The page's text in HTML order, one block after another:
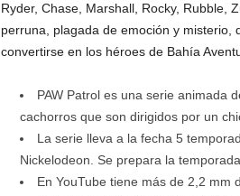
Ryder, Chase, Marshall, Rocky, Rubble,
perruna, plagada de emoción y misterio,
convertirse en los héroes de Bahía
PAW Patrol es una serie animada
cachorros que son dirigidos por un
La serie lleva a la fecha 5
Nickelodeon. Se prepara la
En YouTube tiene más de 2,2 mm